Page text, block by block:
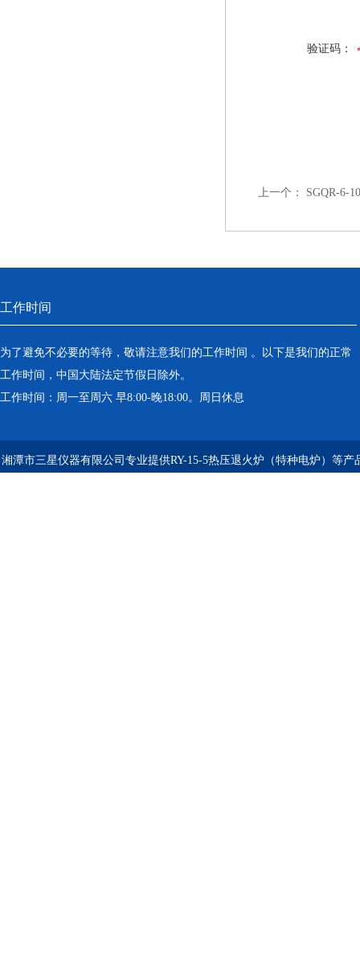
验证码：
上一个： SGQR-6-
工作时间
为了避免不必要的等待，敬请注意我们的工作时间 。以下是我们的正常
工作时间，中国大陆法定节假日除外。
工作时间：周一至周六 早8:00-晚18:00。周日休息
湘潭市三星仪器有限公司专业提供RY-15-5热压退火炉（特种电炉）等